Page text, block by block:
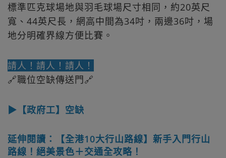
標準匹克球場地與羽毛球場尺寸相同，約20英尺
寬、44英尺長，網高中間為34吋，兩邊36吋，場
地分明確界線方便比賽。
請人！請人！請人！
🔗職位空缺傳送門🔗
▶【政府工】空缺
延伸閱讀：【全港10大行山路線】新手入門行山
路線！絕美景色＋交通全攻略！